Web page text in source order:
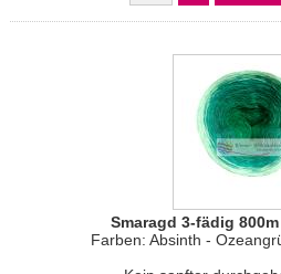
Smaragd 3-fädig
Farben: Absinth -